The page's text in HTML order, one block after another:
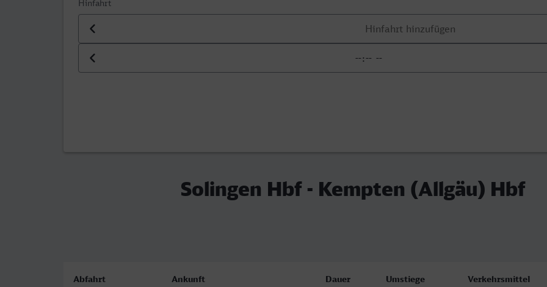
Hinfahrt
Datum der Hinfahrt
Uhrzeit der Hinfahrt
Solingen Hbf - Kempten (Allgäu) Hbf
Abfahrt Ankunft Dauer Umstiege Verkehrsmittel